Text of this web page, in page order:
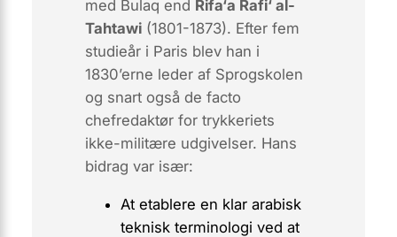
med Bulaq end Rifa‘a Rafi‘ al-
Tahtawi(1801-1873). Efter fem
studieår i Paris blev han i
1830’erne leder af Sprogskolen
og snart også de facto
chefredaktør for trykkeriets
ikke-militære udgivelser. Hans
bidrag var især:
At etablere en klar arabisk
teknisk terminologi ved at